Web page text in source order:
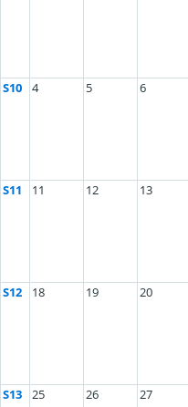
S10 4 5 6
S11 11 12 13
S12 18 19 20
S13 25 26 27